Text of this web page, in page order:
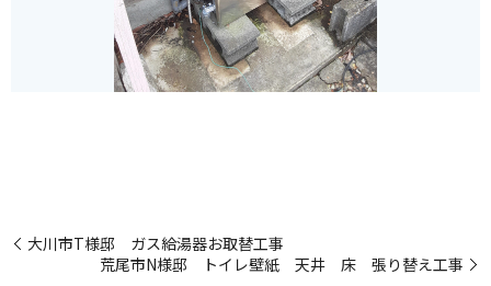
大川市T様邸 ガス給湯器お取替工事
荒尾市N様邸 トイレ壁紙 天井 床 張り替え工事